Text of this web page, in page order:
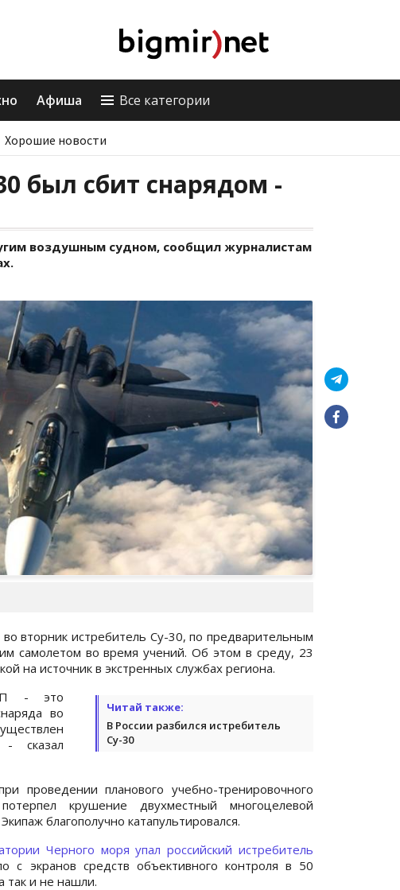
Афиша Все категории
Хорошие новости
был сбит снарядом -
воздушным судном, сообщил журналистам
вторник истребитель Су-30, по предварительным
самолетом во время учений. Об этом в среду, 23
на источник в экстренных службах региона.
Читай также:
В России разбился истребитель
Су-30
ЧП - это
во
- сказал
проведении планового учебно-тренировочного
крушение двухместный многоцелевой
благополучно катапультировался.
Черного моря упал российский истребитель
с экранов средств объективного контроля в 50
так и не нашли.